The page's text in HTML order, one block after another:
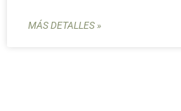
MÁS DETALLES »